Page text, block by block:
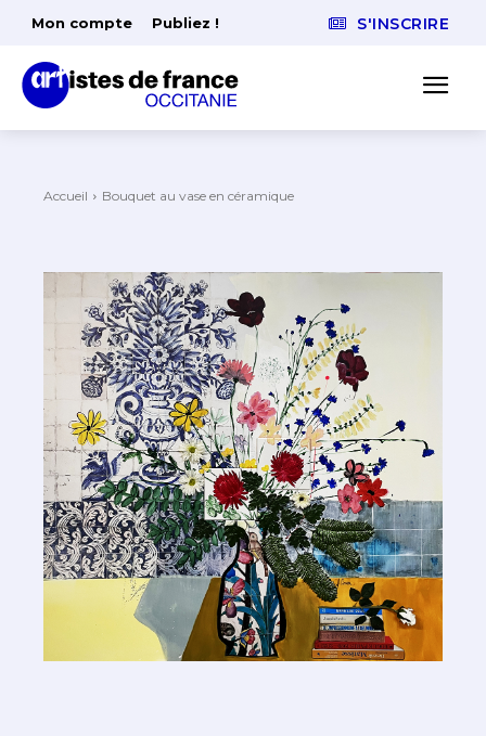
Mon compte Publiez ! S'INSCRIRE
Accueil Bouquet au vase en céramique